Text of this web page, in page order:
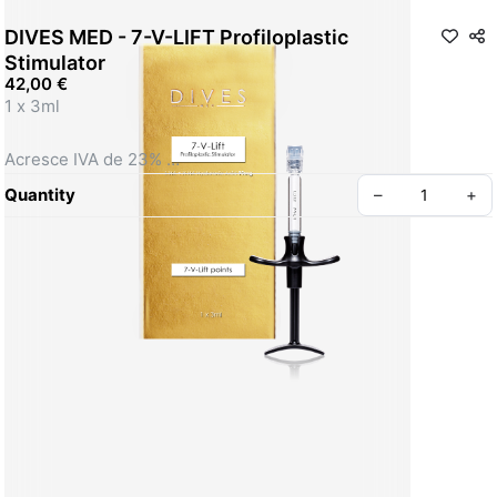
DIVES MED - 7-V-LIFT Profiloplastic
Stimulator
42,00 €
1 x 3ml
Acresce IVA de 23%
Um potente estimulador de contorno e lifting dos tecidos
baseado numa concentração recorde de ácido hialurónico –
99mg/3ml. Recomendado para contorno da pele e melhoria
da geometria facial. A técnica de aplicação anatómica do Up-
Tech7 é destinada a potenciar e rejuvenescer áreas chave do
rosto que necessitam de melhoria de volume e restauração
Quantity – +